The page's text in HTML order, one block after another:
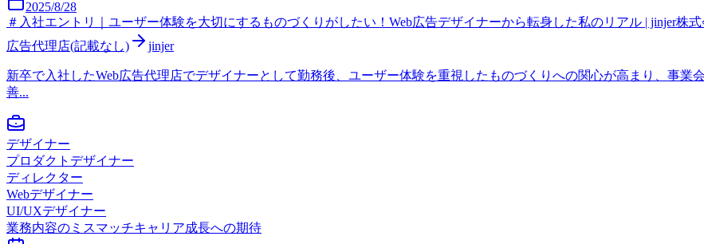
2025/8/28
＃入社エントリ｜ユーザー体験を大切にするものづくりがしたい！Web広告デザイナーから転身した私のリアル | jinjer株
広告代理店(記載なし)
jinjer
新卒で入社したWeb広告代理店でデザイナーとして勤務後、ユーザー体験を重視したものづくりへの関心が高まり、事
善...
デザイナー
プロダクトデザイナー
ディレクター
Webデザイナー
UI/UXデザイナー
業務内容のミスマッチキャリア成長への期待